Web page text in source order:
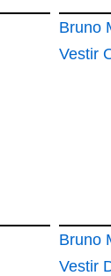
Bruno
Vestir
Bruno
Vestir